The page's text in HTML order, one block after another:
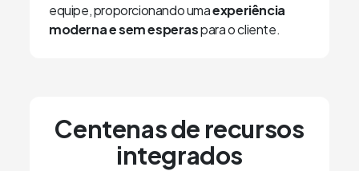
equipe, proporcionando umaexperiência
moderna e sem esperaspara o cliente.
Centenas de recursos
integrados